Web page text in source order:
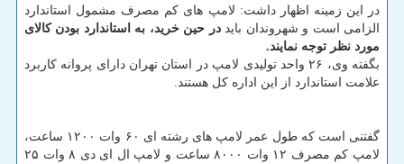
در این زمینه اظهار داشت: لامپ های كم مصرف مشمول استاندارد
الزامی است و شهروندان بایددر حین خرید، به استاندارد بودن كالای
مورد نظر توجه نمایند.
بگفته وی، ۲۶ واحد تولیدی لامپ در استان تهران دارای پروانه كاربرد
علامت استاندارد از این اداره كل هستند.
گفتنی است كه طول عمر لامپ های رشته ای ۶۰ وات ۱۲۰۰ ساعت،
لامپ كم مصرف ۱۲ وات ۸۰۰۰ ساعت و لامپ ال ای دی ۸ وات ۲۵